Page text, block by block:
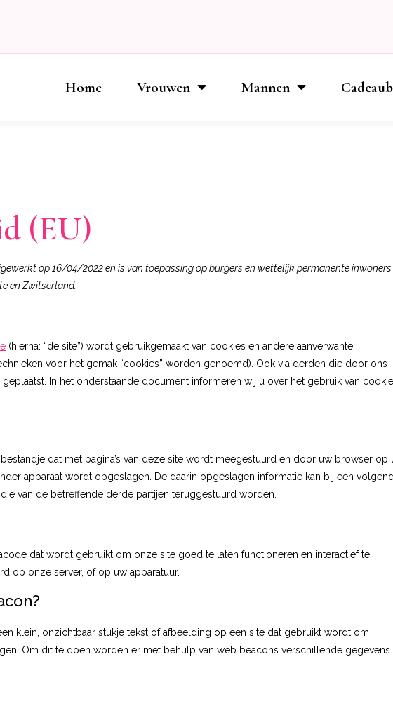
Home Vrouwen Mannen
(EU)
op 16/04/2022 en is van toepassing op burgers en wettelijk permanente inwoners
en Zwitserland.
(hierna: “de site”) wordt gebruikgemaakt van cookies en andere aanverwante
voor het gemak “cookies” worden genoemd). Ook via derden die door ons
In het onderstaande document informeren wij u over het gebruik van
dat met pagina’s van deze site wordt meegestuurd en door uw browser op
apparaat wordt opgeslagen. De daarin opgeslagen informatie kan bij een
van de betreffende derde partijen teruggestuurd worden.
dat wordt gebruikt om onze site goed te laten functioneren en interactief te
op onze server, of op uw apparatuur.
klein, onzichtbaar stukje tekst of afbeelding op een site dat gebruikt wordt om
Om dit te doen worden er met behulp van web beacons verschillende gegevens